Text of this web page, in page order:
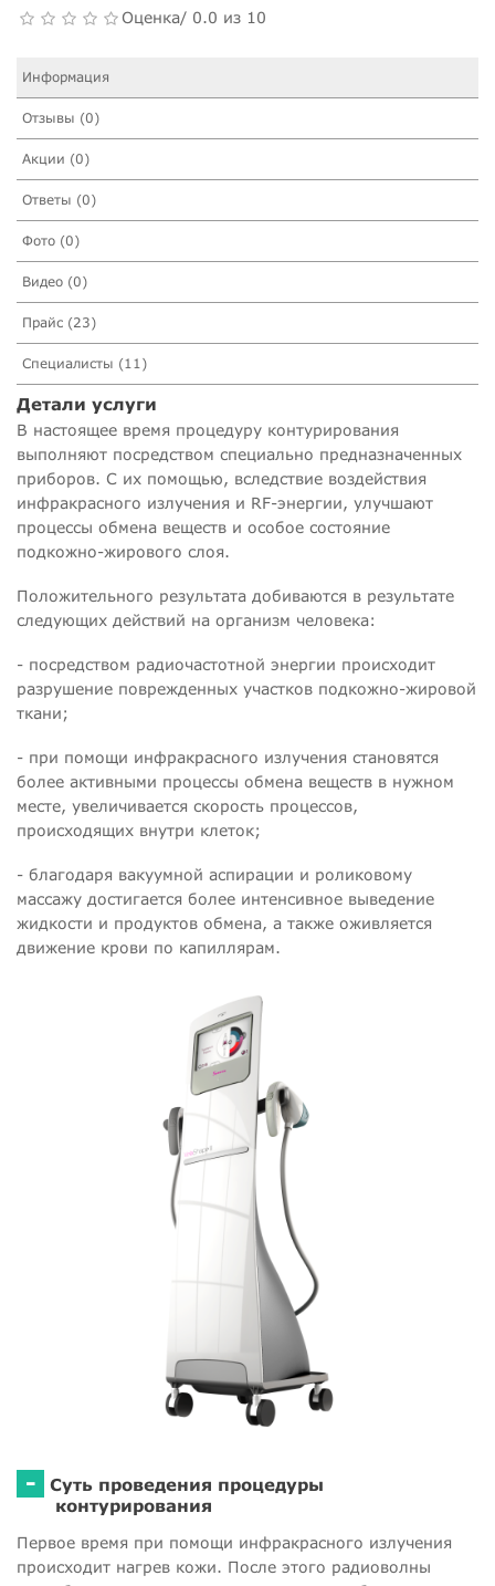
Оценка/ 0.0 из 10
Информация
Отзывы (0)
Акции (0)
Ответы (0)
Фото (0)
Видео (0)
Прайс (23)
Специалисты (11)
Детали услуги
В настоящее время процедуру контурирования
выполняют посредством специально предназначенных
приборов. С их помощью, вследствие воздействия
инфракрасного излучения и RF-энергии, улучшают
процессы обмена веществ и особое состояние
подкожно-жирового слоя.
Положительного результата добиваются в результате
следующих действий на организм человека:
- посредством радиочастотной энергии происходит
разрушение поврежденных участков подкожно-жировой
ткани;
- при помощи инфракрасного излучения становятся
более активными процессы обмена веществ в нужном
месте, увеличивается скорость процессов,
происходящих внутри клеток;
- благодаря вакуумной аспирации и роликовому
массажу достигается более интенсивное выведение
жидкости и продуктов обмена, а также оживляется
движение крови по капиллярам.
-
Суть проведения процедуры
контурирования
Первое время при помощи инфракрасного излучения
происходит нагрев кожи. После этого радиоволны